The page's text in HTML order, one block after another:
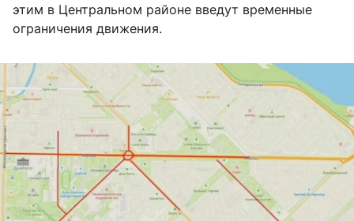
этим в Центральном районе введут временные
ограничения движения.